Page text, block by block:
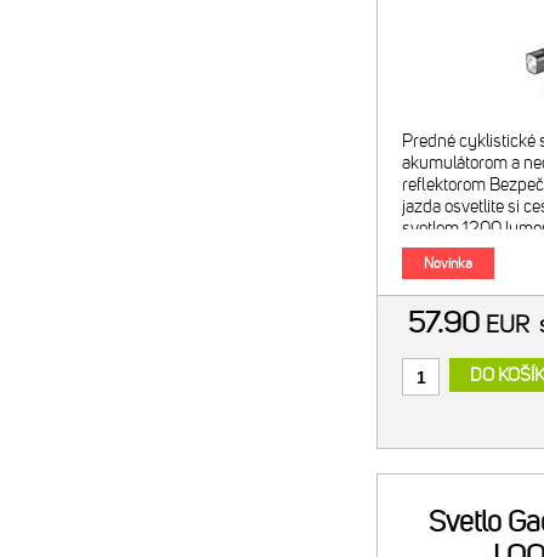
Predné cyklistické
akumulátorom a
reflektorom
jazda osvetlite si
svetlom 1200
poskytne
na bicykli. Technológi
Novinka
57.90 EUR
DO
Svetlo